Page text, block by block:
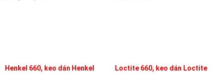
Henkel 660, keo dán Henkel
Loctite 660, keo dán Loctite